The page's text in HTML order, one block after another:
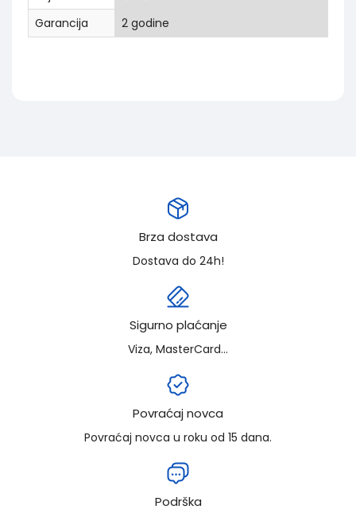
Garancija
2 godine
Brza dostava
Dostava do 24h!
Sigurno plaćanje
Viza, MasterCard...
Povraćaj novca
Povraćaj novca u roku od 15 dana.
Podrška